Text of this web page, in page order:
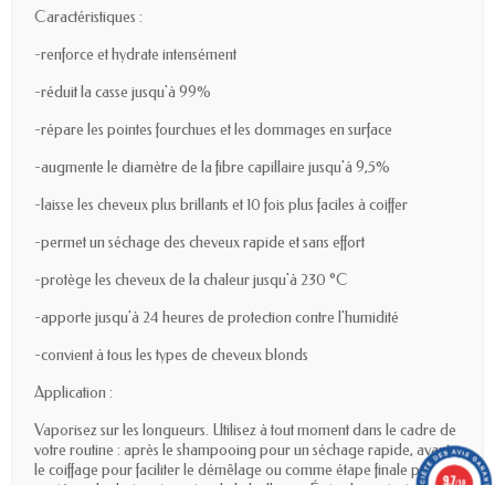
Caractéristiques :
-renforce et hydrate intensément
-réduit la casse jusqu'à 99%
-répare les pointes fourchues et les dommages en surface
-augmente le diamètre de la fibre capillaire jusqu'à 9,5%
-laisse les cheveux plus brillants et 10 fois plus faciles à coiffer
-permet un séchage des cheveux rapide et sans effort
-protège les cheveux de la chaleur jusqu'à 230 °C
-apporte jusqu'à 24 heures de protection contre l'humidité
-convient à tous les types de cheveux blonds
Application :
Vaporisez sur les longueurs. Utilisez à tout moment dans le cadre de
votre routine : après le shampooing pour un séchage rapide, avant
le coiffage pour faciliter le démêlage ou comme étape finale pour9.7/10